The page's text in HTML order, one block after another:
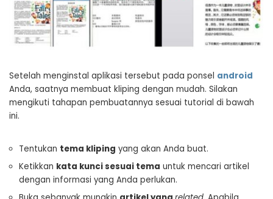
Setelah menginstal aplikasi tersebut pada ponsel android
Anda, saatnya membuat kliping dengan mudah. Silakan
mengikuti tahapan pembuatannya sesuai tutorial di bawah
ini.
Tentukan tema kliping yang akan Anda buat.
Ketikkan kata kunci sesuai tema untuk mencari artikel
dengan informasi yang Anda perlukan.